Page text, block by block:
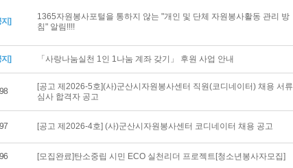
지]
1365자원봉사포털을 통하지 않는 "개인 및 단체 자원봉사활동 관리 방
침" 알림!!!!
지] 「사랑나눔실천 1인 1나눔 계좌 갖기」 후원 사업 안내
[공고 제2026-5호](사)군산시자원봉사센터 직원(코디네이터) 채용 서류
심사 합격자 공고
[공고 제2026-4호] (사)군산시자원봉사센터 코디네이터 채용 공고
[모집완료]탄소중립 시민 ECO 실천리더 프로젝트[청소년봉사자모집]